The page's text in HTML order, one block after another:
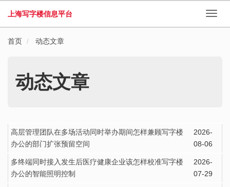
切
上海写字楼信息平台
首页 动态文章
动态文章
高层管理团队在多场活动同时举办期间怎样兼顾写字楼
办公的部门扩张预留空间
2026-
08-06
多终端同时接入发生后医疗健康企业该怎样校准写字楼
办公的智能照明控制
2026-
07-29